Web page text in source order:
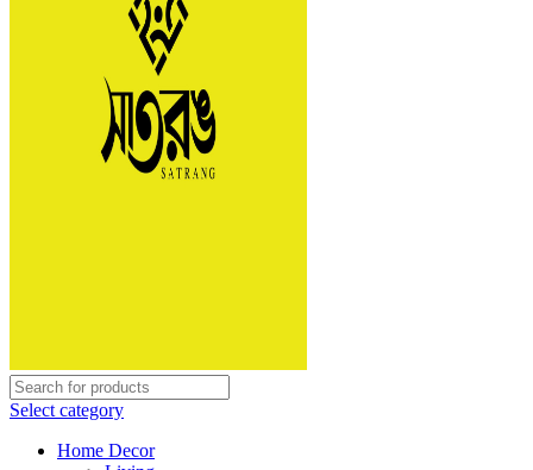
Select category
Home Decor